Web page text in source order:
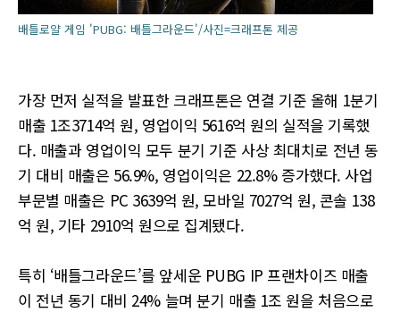
배틀로얄 게임 'PUBG: 배틀그라운드'/사진=크래프톤 제공
가장 먼저 실적을 발표한 크래프톤은 연결 기준 올해 1분기
매출 1조3714억 원, 영업이익 5616억 원의 실적을 기록했
다. 매출과 영업이익 모두 분기 기준 사상 최대치로 전년 동
기 대비 매출은 56.9%, 영업이익은 22.8% 증가했다. 사업
부문별 매출은 PC 3639억 원, 모바일 7027억 원, 콘솔 138
억 원, 기타 2910억 원으로 집계됐다.
특히 ‘배틀그라운드’를 앞세운 PUBG IP 프랜차이즈 매출
이 전년 동기 대비 24% 늘며 분기 매출 1조 원을 처음으로